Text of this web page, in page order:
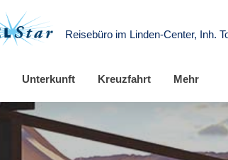
Reisebüro im Linden-Center, Inh.
Unterkunft Kreuzfahrt Mehr